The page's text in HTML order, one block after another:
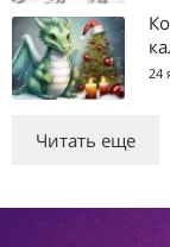
24
Читать еще